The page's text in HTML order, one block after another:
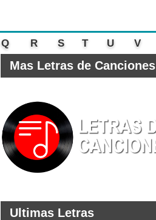
Q R S T U V
Mas Letras de Canciones
Ultimas Letras